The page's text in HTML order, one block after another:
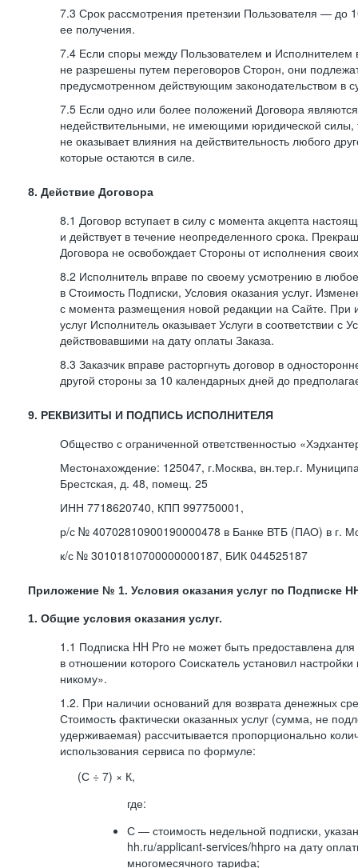
7.3 Срок рассмотрения претензии Пользователя — до
ее получения.
7.4 Если споры между Пользователем и Исполнителем
не разрешены путем переговоров Сторон, они
предусмотренном действующим законодательством в
7.5 Если одно или более положений Договора
недействительными, не имеющими юридической силы,
не оказывает влияния на действительность любого
которые остаются в силе.
8. Действие Договора
8.1 Договор вступает в силу с момента акцепта
и действует в течение неопределенного срока.
Договора не освобождает Стороны от исполнения
8.2 Исполнитель вправе по своему усмотрению в
в Стоимость Подписки, Условия оказания услуг.
с момента размещения новой редакции на Сайте. При
услуг Исполнитель оказывает Услуги в соответствии с
действовавшими на дату оплаты Заказа.
8.3 Заказчик вправе расторгнуть договор в
другой стороны за 10 календарных дней до
9. РЕКВИЗИТЫ И ПОДПИСЬ ИСПОЛНИТЕЛЯ
Общество с ограниченной ответственностью
Местонахождение: 125047, г.Москва, вн.тер.г.
Брестская, д. 48, помещ. 25
ИНН 7718620740, КПП 997750001,
р/с № 40702810900190000478 в Банке ВТБ (ПАО) в г.
к/с № 30101810700000000187, БИК 044525187
Приложение № 1. Условия оказания услуг по Подписке
1. Общие условия оказания услуг.
1.1 Подписка HH Pro не может быть предоставлена
в отношении которого Соискатель установил
никому».
1.2. При наличии оснований для возврата денежных
Стоимость фактически оказанных услуг (сумма, не
удерживаемая) рассчитывается пропорционально
использования сервиса по формуле:
(С ÷ 7) × К,
где:
С — стоимость недельной подписки,
hh.ru/applicant-services/hhpro на дату
многомесячного тарифа;